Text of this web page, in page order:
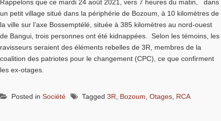
Rappelons que ce mardi 24 août 2021, vers 7 heures du matin, dans
un petit village situé dans la périphérie de Bozoum, à 10 kilomètres de
la ville sur l’axe Bossemptélé, située à 385 kilomètres au nord-ouest
de Bangui, trois personnes ont été kidnappées. Selon les témoins, les
ravisseurs seraient des éléments rebelles de 3R, membres de la
coalition des patriotes pour le changement (CPC), ce que confirment
les ex-otages.
Posted in Société Tagged 3R Bozoum Otages RCA